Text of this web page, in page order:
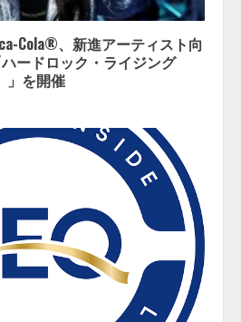
Cola®、新進アーティスト向
ードロック・ライジング
」を開催